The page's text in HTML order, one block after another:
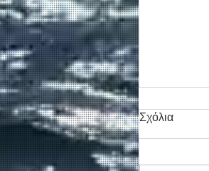
Σχόλια